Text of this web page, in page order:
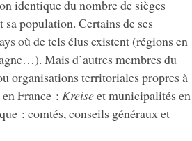
identique du nombre de sièges
population. Certains de ses
où de tels élus existent (régions en
Mais d’autres membres du
organisations territoriales propres à
France ; Kreiseet municipalités en
; comtés, conseils généraux et